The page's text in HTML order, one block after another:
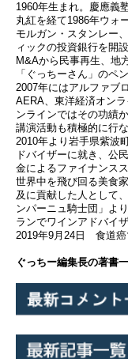
1960年生まれ。慶應義
丸紅を経て1986年ウォ
モルガン・スタンレー
ィックの投資銀行を開設
M&Aから民事再生、地
「ぐっちーさん」のペ
2007年にはアルファブ
AERA、東洋経済オン
ンラインではその功績
講演活動も積極的に行
2010年より岩手県紫波
ドバイザーに就き、公
金によるファイナンス
世界中を飛び回る美食
及に貢献した人として
ンパーニュ騎士団」よ
ランでワインアドバイ
2019年9月24日 食道
ぐっちー編集長の著書